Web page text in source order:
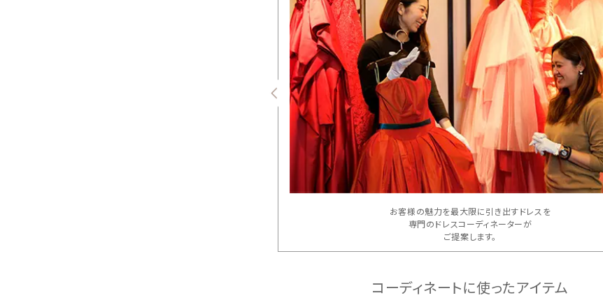
お客様の魅力を最大限に引き出すドレスを
専門のドレスコーディネーターが
ご提案します。
コーディネートに使ったアイテム